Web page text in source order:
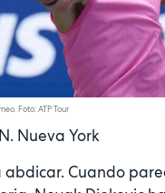
Foto: ATP Tour
Nueva York
abdicar. Cuando